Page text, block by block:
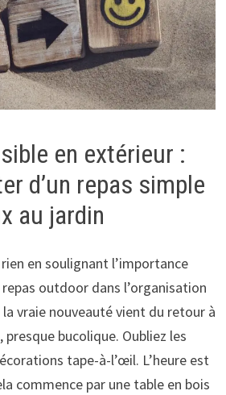
en extérieur :
d’un repas simple
au jardin
en soulignant l’importance
outdoor dans l’organisation
la vraie nouveauté vient du retour à
bucolique. Oubliez les
tape-à-l’œil. L’heure est
commence par une table en bois